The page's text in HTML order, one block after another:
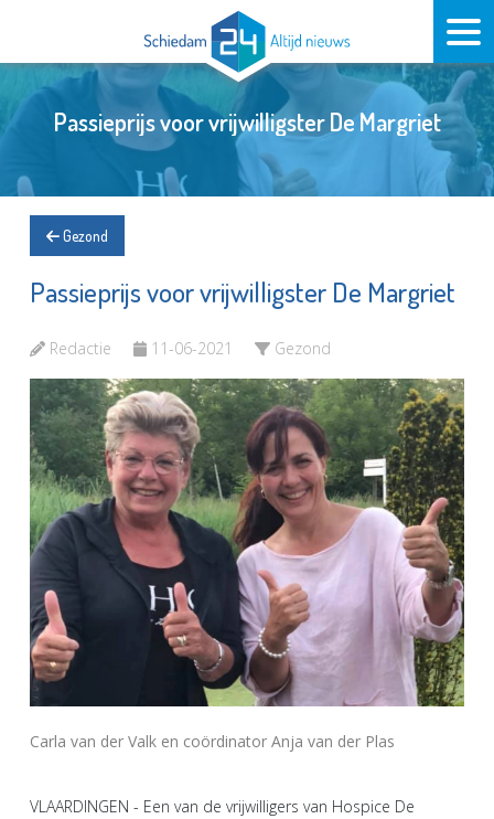
Passieprijs voor vrijwilligster De Margriet
Gezond
Passieprijs voor vrijwilligster De Margriet
Redactie 11-06-2021 Gezond
Carla van der Valk en coördinator Anja van der Plas
VLAARDINGEN - Een van de vrijwilligers van Hospice De